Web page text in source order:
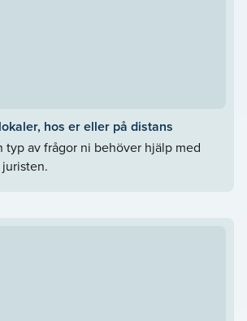
hos er eller på distans
typ av frågor ni behöver hjälp med